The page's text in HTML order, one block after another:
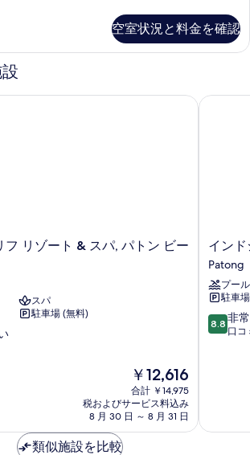
空室状況と料金を確認
フ リゾート & スパ, パトン ビー
スパ
駐車場 (無料)
現
在
の
料
金
￥12,616
合計 ￥14,975
税およびサービス料込み
8 月 30 日 ～ 8 月 31 日
リゾート & スパ, パトン ビーチ
イ
ン
ド
シ
ナ
リ
ゾ
ズ
イン
Patong
プール
駐車
10
段
良
8.8 非
口
インド
類似施設を比較